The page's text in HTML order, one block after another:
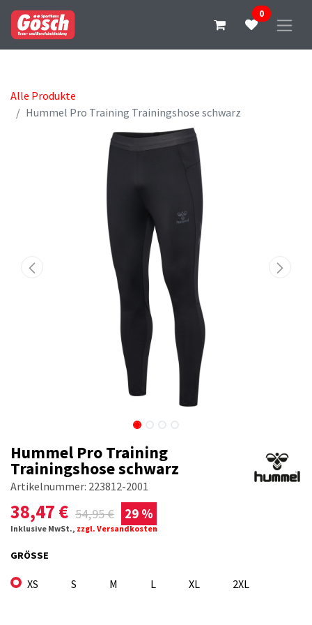
0
Alle Produkte
Hummel Pro Training Trainingshose schwarz
Hummel Pro Training
Trainingshose schwarz
Artikelnummer: 223812-2001
38,47 € 54,95€ 29 %
Inklusive MwSt., zzgl. Versandkosten
GRÖSSE
XS S M L XL 2XL